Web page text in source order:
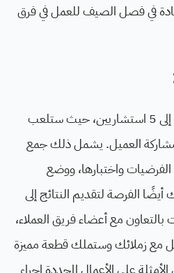
10 أسابيع، عادة في فصل الصيف للعمل في فرق
ستعمل في فرق تتكون من 3 إلى 5 استشاريين، حيث ستلعب
العميل. يشمل ذلك جمع
الفرضيات واختبارها، ووضع
الفرصة لتقديم النتائج إلى
بالتعاون مع أعضاء فريق العملاء،
مع زملائك وستملك قطعة مميزة
على الأعمال المحددة إجراء